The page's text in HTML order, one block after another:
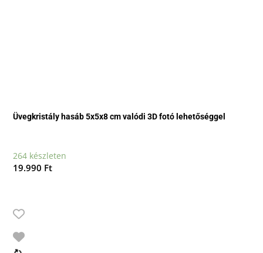
Üvegkristály hasáb 5x5x8 cm valódi 3D fotó lehetőséggel
264 készleten
19.990 Ft